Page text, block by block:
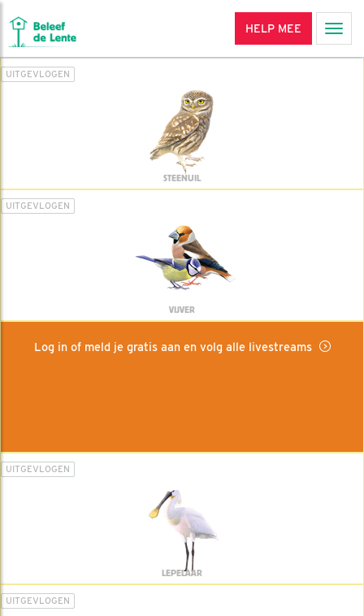
HELP MEE
UITGEVLOGEN
STEENUIL
UITGEVLOGEN
VIJVER
Log in of meld je gratis aan en volg alle livestreams
UITGEVLOGEN
LEPELAAR
UITGEVLOGEN